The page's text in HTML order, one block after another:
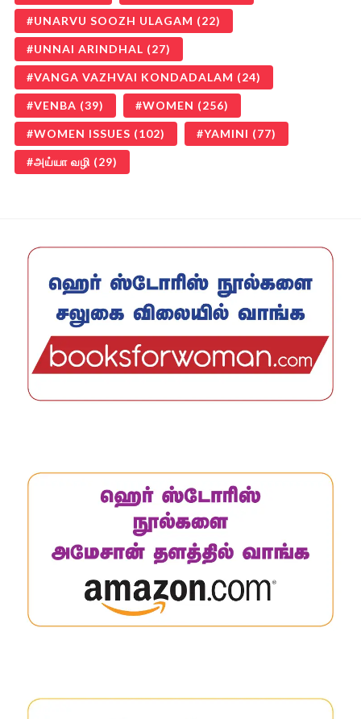
UNARVU SOOZH ULAGAM (22)
UNNAI ARINDHAL (27)
VANGA VAZHVAI KONDADALAM (24)
VENBA (39) WOMEN (256)
WOMEN ISSUES (102) YAMINI (77)
அய்யா வழி (29)